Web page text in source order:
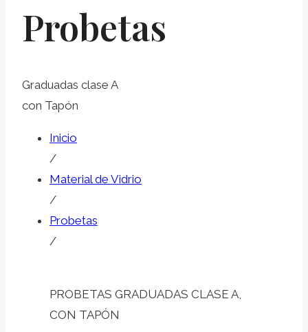
Probetas
Graduadas clase A
con Tapón
Inicio
/
Material de Vidrio
/
Probetas
/
PROBETAS GRADUADAS CLASE A,
CON TAPÓN